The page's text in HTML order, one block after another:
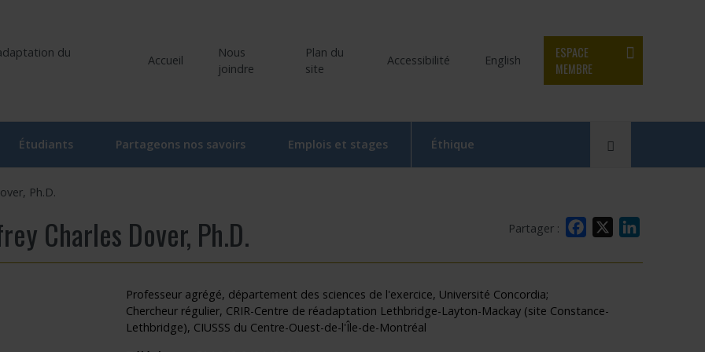
Accueil
Nous
joindre
Plan du
site
Accessibilité English
ESPACE
MEMBRE
Étudiants
Comité étudiant du CRIR
Ateliers – Événements | Étudiant
Bourse de soutien à l’innovation Forget-Bélanger – formation de la relève
Partageons nos savoirs
Événements
CRIR et les Médias
Emplois et stages Éthique
Documentation
Ph.D.
Partager : Facebook
Charles Dover, Ph.D.
Professeur agrégé, département des sciences de l'exercice, Université Concordia;
Chercheur régulier, CRIR-Centre de réadaptation Lethbridge-Layton-Mackay (site Constance-
Lethbridge), CIUSSS du Centre-Ouest-de-l'Île-de-Montréal